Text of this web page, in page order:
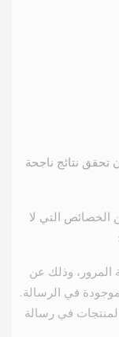
تحقق نتائج ناجحة
الخصائص التي لا
المرور، وذلك عن
في الرسالة.
في رسالة